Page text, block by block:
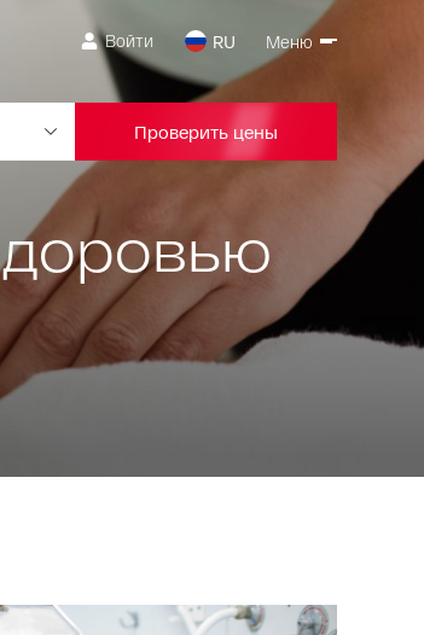
Войти RU Меню
Проверить цены